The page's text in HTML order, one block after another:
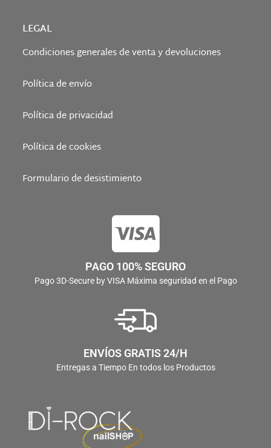
LEGAL
Condiciones generales de venta y devoluciones
Política de envío
Política de privacidad
Política de cookies
Formulario de desistimiento
PAGO 100% SEGURO
Pago 3D-Secure by VISA Máxima seguridad en el Pago
ENVÍOS GRATIS 24/H
Entregas a Tiempo En todos los Productos